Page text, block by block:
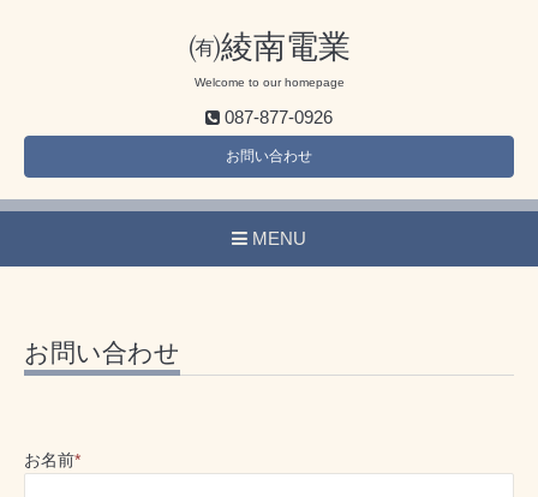
㈲綾南電業
Welcome to our homepage
087-877-0926
お問い合わせ
MENU
お問い合わせ
お名前*